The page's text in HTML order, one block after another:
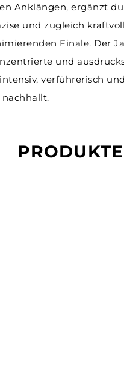
Anklängen, ergänzt
und zugleich
Finale. Der
und
verführerisch
nachhallt.